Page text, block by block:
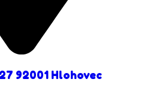
92001 Hlohovec